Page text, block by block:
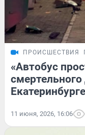
ПРОИСШЕСТВИЯ
«Автобус
11 июня, 2026, 16:06